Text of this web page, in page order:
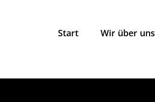
Start Wir über uns